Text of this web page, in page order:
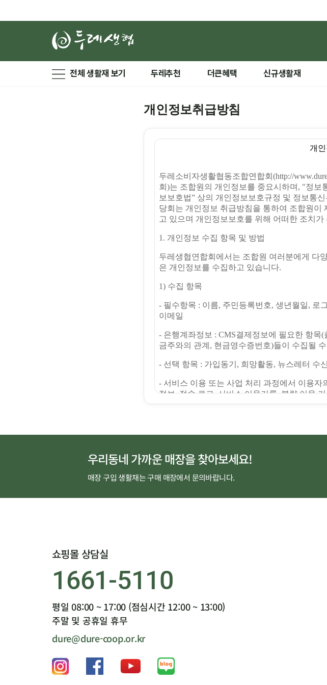
전체 생활재 보기 두레추천 더큰혜택 신규생활재
개인정보취급방침
우리동네 가까운 매장을 찾아보세요!
매장 구입 생활재는 구매 매장에서 문의바랍니다.
쇼핑몰 상담실
1661-5110
평일 08:00 ~ 17:00 (점심시간 12:00 ~ 13:00)
주말 및 공휴일 휴무
dure@dure-coop.or.kr